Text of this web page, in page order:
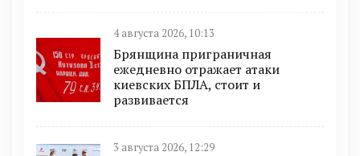
4 августа 2026, 10:13
Брянщина приграничная
ежедневно отражает атаки
киевских БПЛА, стоит и
развивается
3 августа 2026, 12:29